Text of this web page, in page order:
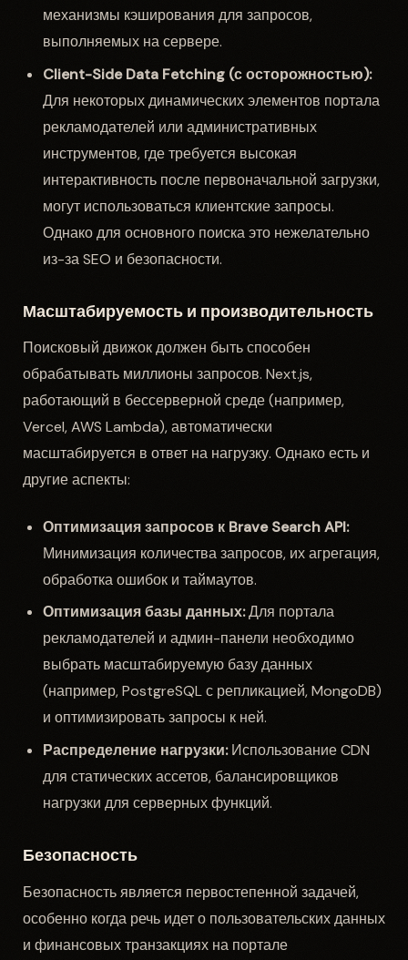
механизмы кэширования для запросов,
выполняемых на сервере.
Client-Side Data Fetching (с осторожностью):
Для некоторых динамических элементов портала
рекламодателей или административных
инструментов, где требуется высокая
интерактивность после первоначальной загрузки,
могут использоваться клиентские запросы.
Однако для основного поиска это нежелательно
из-за SEO и безопасности.
Масштабируемость и производительность
Поисковый движок должен быть способен
обрабатывать миллионы запросов. Next.js,
работающий в бессерверной среде (например,
Vercel, AWS Lambda), автоматически
масштабируется в ответ на нагрузку. Однако есть и
другие аспекты:
Оптимизация запросов к Brave Search API:
Минимизация количества запросов, их агрегация,
обработка ошибок и таймаутов.
Оптимизация базы данных:Для портала
рекламодателей и админ-панели необходимо
выбрать масштабируемую базу данных
(например, PostgreSQL с репликацией, MongoDB)
и оптимизировать запросы к ней.
Распределение нагрузки:Использование CDN
для статических ассетов, балансировщиков
нагрузки для серверных функций.
Безопасность
Безопасность является первостепенной задачей,
особенно когда речь идет о пользовательских данных
и финансовых транзакциях на портале